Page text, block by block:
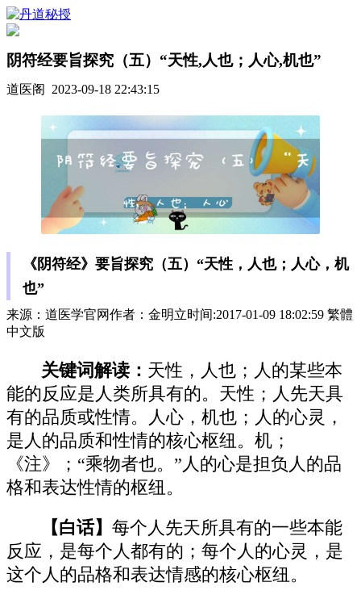
阴符经要旨探究（五）“天性,人也；人心,机也”
道医阁 2023-09-18 22:43:15
《阴符经》要旨探究（五）“天性，人也；人心，机
也”
来源：道医学官网作者：金明立时间:2017-01-09 18:02:59 繁體
中文版
关键词解读： 天性，人也；人的某些本
能的反应是人类所具有的。天性；人先天具
有的品质或性情。人心，机也；人的心灵，
是人的品质和性情的核心枢纽。机；
《注》；“乘物者也。”人的心是担负人的品
格和表达性情的枢纽。
【白话】每个人先天所具有的一些本能
反应，是每个人都有的；每个人的心灵，是
这个人的品格和表达情感的核心枢纽。